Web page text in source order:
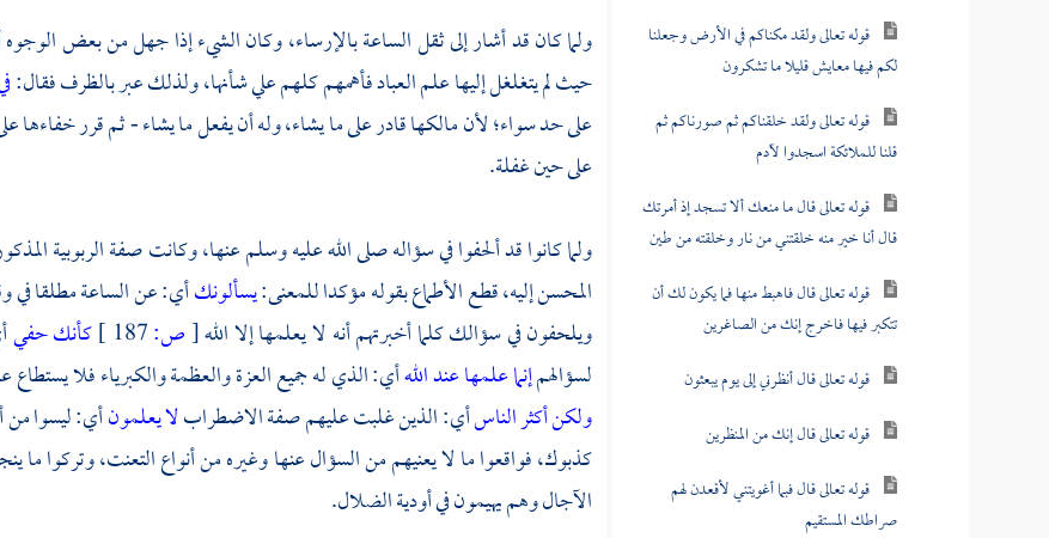
قوله تعالى ولقد مكناكم في الأرض وجعلنا
لكم فيها معايش قليلا ما تشكرون
قوله تعالى ولقد خلقناكم ثم صورناكم ثم
قلنا للملائكة اسجدوا لآدم
قوله تعالى قال ما منعك ألا تسجد إذ أمرتك
قال أنا خير منه خلقتني من نار وخلقته من طين
قوله تعالى قال فاهبط منها فما يكون لك أن
تتكبر فيها فاخرج إنك من الصاغرين
قوله تعالى قال أنظرني إلى يوم يبعثون
قوله تعالى قال إنك من المنظرين
قوله تعالى قال فبما أغويتني لأقعدن لهم
صراطك المستقيم
ولما كان قد أشار إلى ثقل الساعة بالإرساء، وكان الشيء إذا جهل من بعض
حيث لم يتغلغل إليها علم العباد فأهمهم كلهم علي شأنها، ولذلك عبر بالظرف فقال:
على حد سواء؛ لأن مالكها قادر على ما يشاء، وله أن يفعل ما يشاء - ثم قرر خفاءها
على حين غفلة.
ولما كانوا قد ألحفوا في سؤاله صلى الله عليه وسلم عنها، وكانت صفة الربوبية
المحسن إليه، قطع الأطماع بقوله مؤكدا للمعنى:يسألونكأي: عن الساعة مطلقا
ويلحفون في سؤالك كلما أخبرتهم أنه لا يعلمها إلا الله[ص: كأنك حفي
لسؤالهمإنما علمها عند اللهأي: الذي له جميع العزة والعظمة والكبرياء فلا يستطاع
ولكن أكثر الناسأي: الذين غلبت عليهم صفة الاضطرابلا يعلمونأي: ليسوا من
كذبوك، فواقعوا ما لا يعنيهم من السؤال عنها وغيره من أنواع التعنت، وتركوا ما
الآجال وهم يهيمون في أودية الضلال.